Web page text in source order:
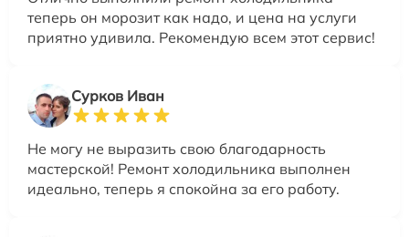
теперь он морозит как надо, и цена на услуги
приятно удивила. Рекомендую всем этот сервис!
Сурков Иван
Не могу не выразить свою благодарность
мастерской! Ремонт холодильника выполнен
идеально, теперь я спокойна за его работу.